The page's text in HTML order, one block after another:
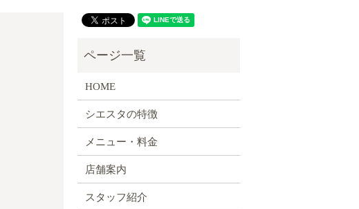
HOME
シエスタの特徴
メニュー・料金
店舗案内
スタッフ紹介